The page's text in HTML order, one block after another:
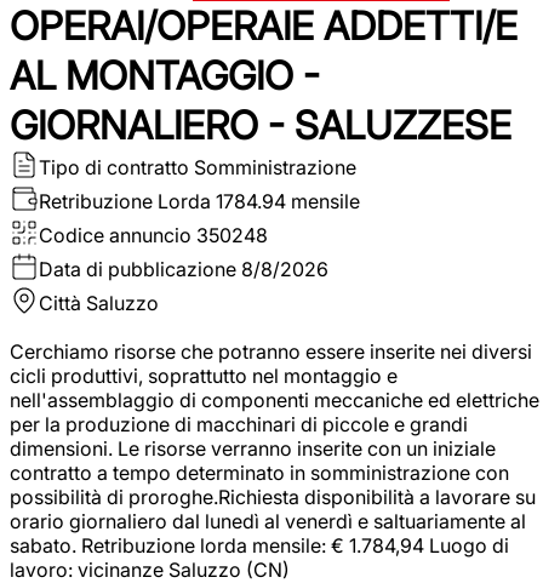
OPERAI/OPERAIE ADDETTI/E
AL MONTAGGIO -
GIORNALIERO - SALUZZESE
Tipo di contratto Somministrazione
Retribuzione Lorda 1784.94 mensile
Codice annuncio 350248
Data di pubblicazione 8/8/2026
Città Saluzzo
Cerchiamo risorse che potranno essere inserite nei diversi
cicli produttivi, soprattutto nel montaggio e
nell'assemblaggio di componenti meccaniche ed elettriche
per la produzione di macchinari di piccole e grandi
dimensioni. Le risorse verranno inserite con un iniziale
contratto a tempo determinato in somministrazione con
possibilità di proroghe.Richiesta disponibilità a lavorare su
orario giornaliero dal lunedì al venerdì e saltuariamente al
sabato. Retribuzione lorda mensile: € 1.784,94 Luogo di
lavoro: vicinanze Saluzzo (CN)